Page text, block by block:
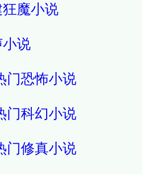
魔小说
说
门恐怖小说
门科幻小说
门修真小说